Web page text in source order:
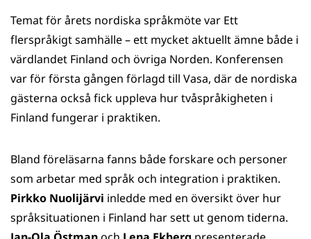
WhatsAppFacebook
TwitterLinkedIn
Temat för årets nordiska språkmöte var Ett
flerspråkigt samhälle – ett mycket aktuellt ämne både i
värdlandet Finland och övriga Norden. Konferensen
var för första gången förlagd till Vasa, där de nordiska
gästerna också fick uppleva hur tvåspråkigheten i
Finland fungerar i praktiken.
Bland föreläsarna fanns både forskare och personer
som arbetar med språk och integration i praktiken.
Pirkko Nuolijärvi inledde med en översikt över hur
språksituationen i Finland har sett ut genom tiderna.